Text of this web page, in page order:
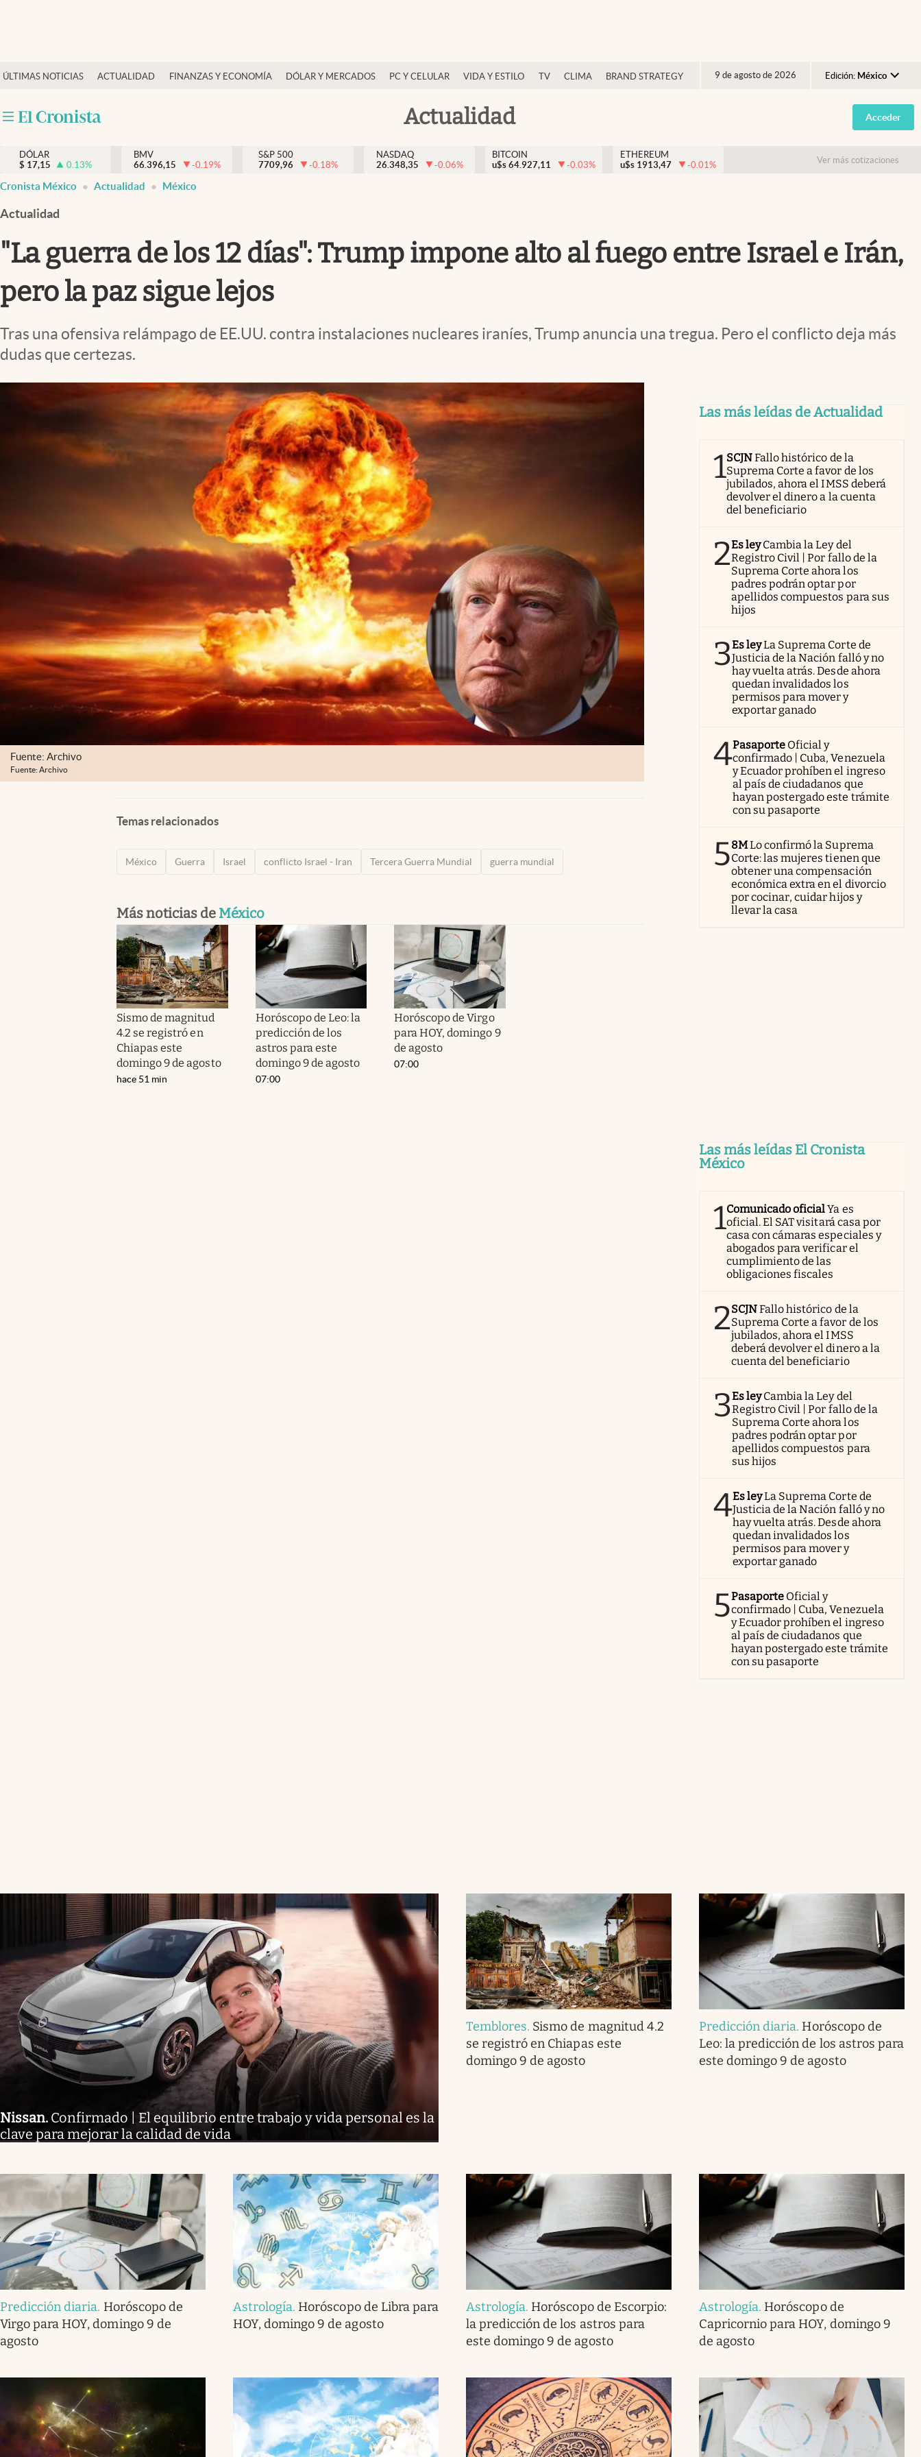
ÚLTIMAS NOTICIAS ACTUALIDAD FINANZAS Y ECONOMÍA DÓLAR Y MERCADOS PC Y CELULAR VIDA Y ESTILO TV CLIMA BRAND STRATEGY 9 de agosto de 2026 Edición: México
Argentina
España
USA
Actualidad
Actualidad
Internacionales
Opinión
Brand Strategy
Vida y estilo
Tv
Espiritualidad
Acceder
DÓLAR
$ 17,15 0.13%
BMV
66.396,15
-0.19%
S&P 500
7709,96
-0.18%
NASDAQ
26.348,35
-0.06%
BITCOIN
u$s 64.927,11 -0.03%
ETHEREUM
u$s 1913,47 -0.01% Ver más cotizaciones
Cronista México Actualidad México
Actualidad
"La guerra de los 12 días": Trump impone alto al fuego entre Israel e Irán,
pero la paz sigue lejos
Tras una ofensiva relámpago de EE.UU. contra instalaciones nucleares iraníes, Trump anuncia una tregua. Pero el conflicto deja más
dudas que certezas.
Fuente: Archivo
Fuente: Archivo
Temas relacionados
México Guerra Israel conflicto Israel - Iran Tercera Guerra Mundial guerra mundial
Más noticias de México
Sismo de magnitud
4.2 se registró en
Chiapas este
domingo 9 de agosto
hace 51 min
Horóscopo de Leo: la
predicción de los
astros para este
domingo 9 de agosto
07:00
Horóscopo de Virgo
para HOY, domingo 9
de agosto
07:00
Las más leídas de Actualidad
1SCJNFallo histórico de la
Suprema Corte a favor de los
jubilados, ahora el IMSS deberá
devolver el dinero a la cuenta
del beneficiario
2Es ley Cambia la Ley del
Registro Civil | Por fallo de la
Suprema Corte ahora los
padres podrán optar por
apellidos compuestos para sus
hijos
3Es leyLa Suprema Corte de
Justicia de la Nación falló y no
hay vuelta atrás. Desde ahora
quedan invalidados los
permisos para mover y
exportar ganado
4Pasaporte Oficial y
confirmado | Cuba, Venezuela
y Ecuador prohíben el ingreso
al país de ciudadanos que
hayan postergado este trámite
con su pasaporte
58MLo confirmó la Suprema
Corte: las mujeres tienen que
obtener una compensación
económica extra en el divorcio
por cocinar, cuidar hijos y
llevar la casa
Las más leídas El Cronista
México
1Comunicado oficialYa es
oficial. El SAT visitará casa por
casa con cámaras especiales y
abogados para verificar el
cumplimiento de las
obligaciones fiscales
2SCJNFallo histórico de la
Suprema Corte a favor de los
jubilados, ahora el IMSS
deberá devolver el dinero a la
cuenta del beneficiario
3Es ley Cambia la Ley del
Registro Civil | Por fallo de la
Suprema Corte ahora los
padres podrán optar por
apellidos compuestos para
sus hijos
4Es leyLa Suprema Corte de
Justicia de la Nación falló y no
hay vuelta atrás. Desde ahora
quedan invalidados los
permisos para mover y
exportar ganado
5Pasaporte Oficial y
confirmado | Cuba, Venezuela
y Ecuador prohíben el ingreso
al país de ciudadanos que
hayan postergado este trámite
con su pasaporte
Nissan. Confirmado | El equilibrio entre trabajo y vida personal es la
clave para mejorar la calidad de vida
Temblores. Sismo de magnitud 4.2
se registró en Chiapas este
domingo 9 de agosto
Predicción diaria. Horóscopo de
Leo: la predicción de los astros para
este domingo 9 de agosto
Predicción diaria. Horóscopo de
Virgo para HOY, domingo 9 de
agosto
Astrología. Horóscopo de Libra para
HOY, domingo 9 de agosto
Astrología. Horóscopo de Escorpio:
la predicción de los astros para
este domingo 9 de agosto
Astrología. Horóscopo de
Capricornio para HOY, domingo 9
de agosto